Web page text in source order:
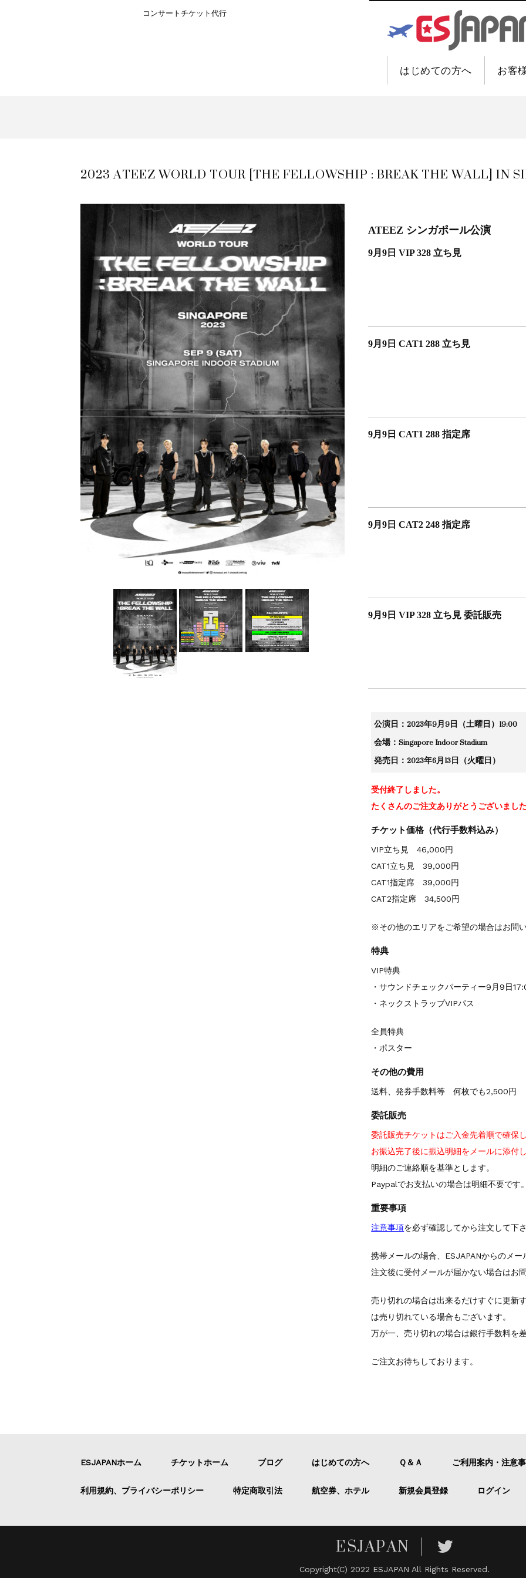
コンサートチケット代行
はじめての方へ お客
2023 ATEEZ WORLD TOUR [THE FELLOWSHIP : BREAK THE WALL] IN
ATEEZ シンガポール公演
9月9日 VIP 328 立ち見
9月9日 CAT1 288 立ち見
9月9日 CAT1 288 指定席
9月9日 CAT2 248 指定席
9月9日 VIP 328 立ち見 委託販売
公演日：2023年9月9日（土曜日）19:00
会場：Singapore Indoor Stadium
発売日：2023年6月13日（火曜日）
受付終了しました。
たくさんのご注文ありがとうございました
チケット価格（代行手数料込み）
VIP立ち見 46,000円
CAT1立ち見 39,000円
CAT1指定席 39,000円
CAT2指定席 34,500円
※その他のエリアをご希望の場合はお問
特典
VIP特典
・サウンドチェックパーティー9月9日
・ネックストラップVIPパス
全員特典
・ポスター
その他の費用
送料、発券手数料等 何枚でも2,500円
委託販売
委託販売チケットはご入金先着順で確保し
お振込完了後に振込明細をメールに添付
明細のご連絡順を基準とします。
Paypalでお支払いの場合は明細不要です。
重要事項
注意事項を必ず確認してから注文して下さ
携帯メールの場合、ESJAPANからのメー
注文後に受付メールが届かない場合はお
売り切れの場合は出来るだけすぐに更新
は売り切れている場合もございます。
万が一、売り切れの場合は銀行手数料を
ご注文お待ちしております。
ESJAPANホーム チケットホーム ブログ はじめての方へ Ｑ＆Ａ ご利用案内・注意
利用規約、プライバシーポリシー 特定商取引法 航空券、ホテル 新規会員登録 ログイン
ESJAPAN
Copyright(C) 2022 ESJAPAN All Rights Reserved.